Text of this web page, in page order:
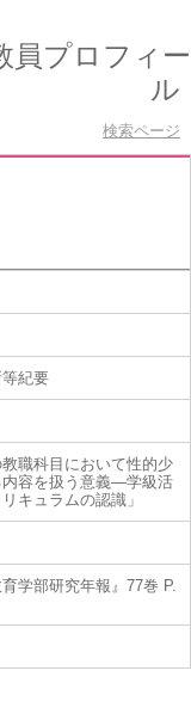
員プロフィー
ル
検索ページ
紀要
教職科目において性的少
内容を扱う意義―学級活
キュラムの認識」
育学部研究年報』77巻 P.